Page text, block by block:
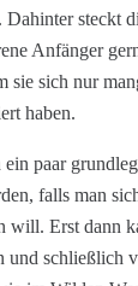
steckt
Anfänger
sie sich nur
haben.
paar
falls man
will. Erst dann
und schließlich